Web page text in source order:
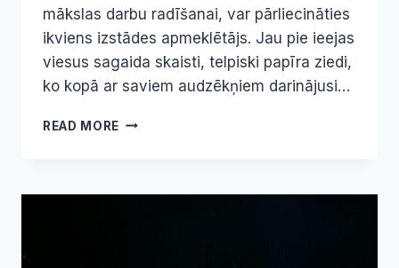
mākslas darbu radīšanai, var pārliecināties
ikviens izstādes apmeklētājs. Jau pie ieejas
viesus sagaida skaisti, telpiski papīra ziedi,
ko kopā ar saviem audzēkņiem darinājusi…
READ MORE RADOŠUMA